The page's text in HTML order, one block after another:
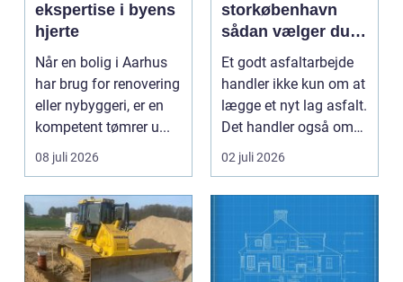
ekspertise i byens
hjerte
Når en bolig i Aarhus
har brug for renovering
eller nybyggeri, er en
kompetent tømrer u...
08 juli 2026
storkøbenhavn
sådan vælger du
den rette
samarbejdspartner
Et godt asfaltarbejde
handler ikke kun om at
lægge et nyt lag asfalt.
Det handler også om
planlægnin...
02 juli 2026